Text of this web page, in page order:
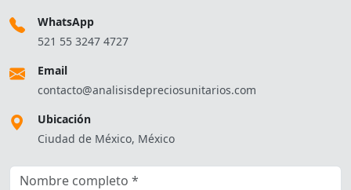
WhatsApp
521 55 3247 4727
Email
contacto@analisisdepreciosunitarios.com
Ubicación
Ciudad de México, México